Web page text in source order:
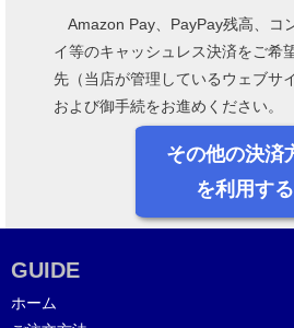
Amazon Pay、PayPay残高、コ
イ等のキャッシュレス決済をご希
先（当店が管理しているウェブサ
および御手続をお進めください。
その他の決済
を利用する
GUIDE
ホーム